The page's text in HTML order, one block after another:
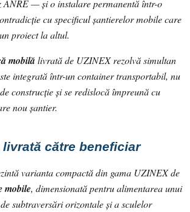
ANRE — și o instalare permanentă într-o
cu specificul șantierelor mobile care
proiect la altul.
mobilălivrată de UZINEX rezolvă simultan
integrată într-un container transportabil, nu
construcție și se redislocă împreună cu
nou șantier.
către beneficiar
varianta compactă din gama UZINEX de
mobile, dimensionată pentru alimentarea unui
subtraversări orizontale și a sculelor